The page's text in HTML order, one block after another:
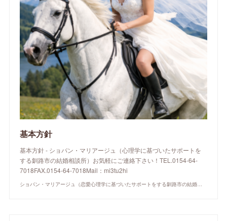
基本方針
基本方針 - ショパン・マリアージュ（心理学に基づいたサポートを
する釧路市の結婚相談所）お気軽にご連絡下さい！TEL.0154-64-
7018FAX.0154-64-7018Mail：mi3tu2hi